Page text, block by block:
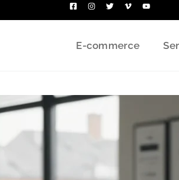
E-commerce